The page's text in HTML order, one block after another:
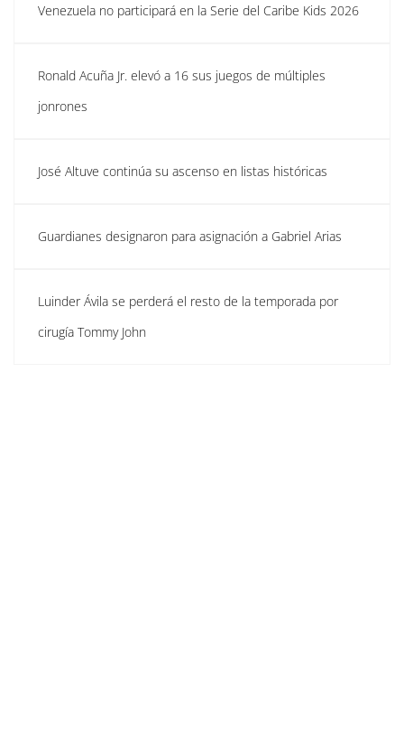
Venezuela no participará en la Serie del Caribe Kids 2026
Ronald Acuña Jr. elevó a 16 sus juegos de múltiples
jonrones
José Altuve continúa su ascenso en listas históricas
Guardianes designaron para asignación a Gabriel Arias
Luinder Ávila se perderá el resto de la temporada por
cirugía Tommy John